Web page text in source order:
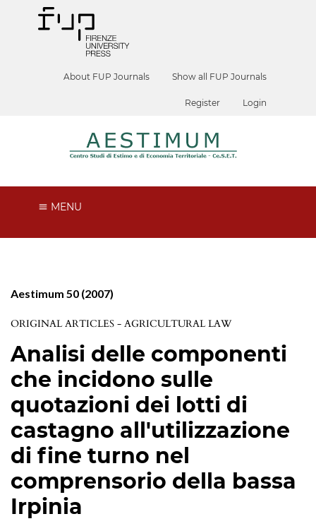
About FUP Journals Show all FUP Journals
Register Login
MENU
Aestimum 50 (2007)
ORIGINAL ARTICLES - AGRICULTURAL LAW
Analisi delle componenti
che incidono sulle
quotazioni dei lotti di
castagno all'utilizzazione
di fine turno nel
comprensorio della bassa
Irpinia